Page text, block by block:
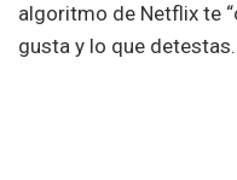
algoritmo de Netflix te
gusta y lo que detestas.